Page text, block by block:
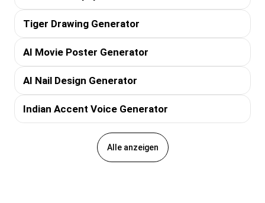
Tiger Drawing Generator
AI Movie Poster Generator
AI Nail Design Generator
Indian Accent Voice Generator
Alle anzeigen